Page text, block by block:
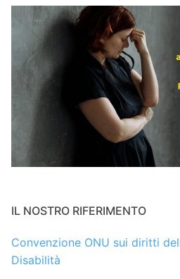
IL NOSTRO RIFERIMENTO
Convenzione ONU sui diritti
Disabilità